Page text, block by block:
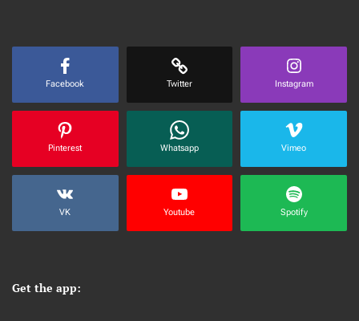
Facebook Twitter Instagram
Pinterest Whatsapp Vimeo
VK Youtube Spotify
Get the app: